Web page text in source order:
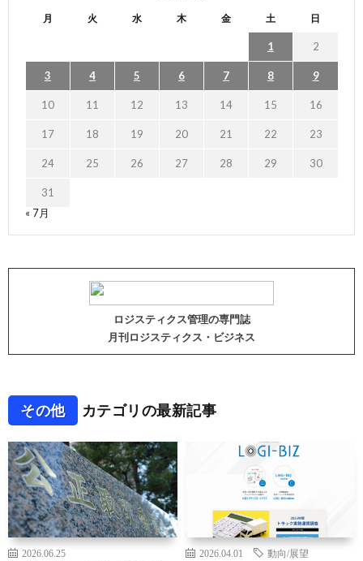
月 火 水 木 金 土 日
1 2
3 4 5 6 7 8 9
10 11 12 13 14 15 16
17 18 19 20 21 22 23
24 25 26 27 28 29 30
31
« 7月
ロジスティクス管理の専門誌
月刊ロジスティクス・ビジネス
その他 カテゴリの最新記事
2026.06.25
2026.04.01 動向/展望